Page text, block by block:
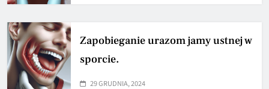
Zapobieganie urazom jamy ustnej w
sporcie.
29 GRUDNIA, 2024